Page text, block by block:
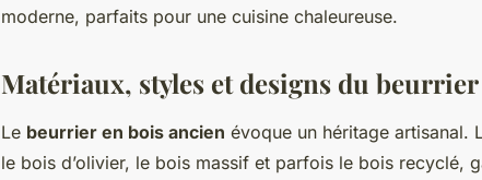
moderne, parfaits pour une cuisine chaleureuse.
Matériaux, styles et designs du
Le beurrier en bois ancien évoque un héritage artisanal.
le bois d’olivier, le bois massif et parfois le bois recyclé,